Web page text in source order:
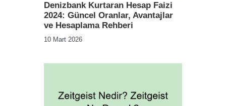
Denizbank Kurtaran Hesap Faizi
2024: Güncel Oranlar, Avantajlar
ve Hesaplama Rehberi
10 Mart 2026